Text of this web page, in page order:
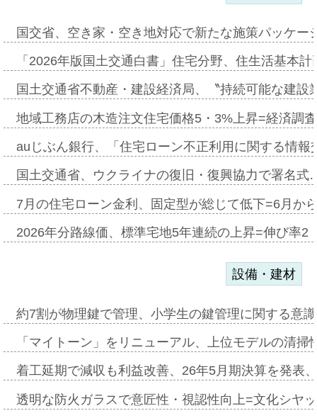
国交省、空き家・空き地対応で新たな施策パッケ
「2026年版国土交通白書」住宅分野、住生活基本
国土交通省不動産・建設経済局、〝持続可能な建
地域工務店の木造注文住宅価格5・3%上昇=経済調
auじぶん銀行、「住宅ローン不正利用に関する情
国土交通省、ウクライナの復旧・復興協力で署名
7月の住宅ローン金利、固定型が総じて低下=6月か
2026年分路線価、標準宅地5年連続の上昇=伸び率
設備・建材
約7割が物理鍵で管理、小学生の鍵管理に関する意
「マイトーン」をリニューアル、上位モデルの清
着工延期で減収も利益改善、26年5月期決算を発表
透明な防火ガラスで意匠性・視認性向上=文化シヤ